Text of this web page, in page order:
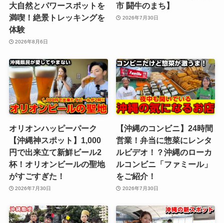
大自然とパワースポットを
満喫！絶景トレッキングを
体験
2026年8月6日
市 闘牛のまち】
2026年7月30日
オリオンハッピーパーク
【沖縄神スポット】1,000
円で出来立て新鮮ビール2
杯！オリオンビールの聖地
がすごすぎた！
2026年7月30日
【沖縄のコンビニ】24時間
営業！弁当に惣菜にレンタ
ルビデオ！？沖縄のローカ
ルコンビニ「ファミール」
をご紹介！
2026年7月30日